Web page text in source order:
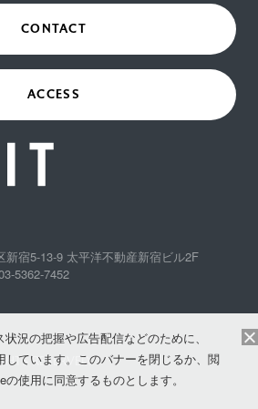
況の把握や広告配信などのために、
しています。このバナーを閉じるか、閲
使用に同意するものとします。
CONTACT
ACCESS
新宿5-13-9 太平洋不動産新宿ビル2F
5362-7452
RESERVED.